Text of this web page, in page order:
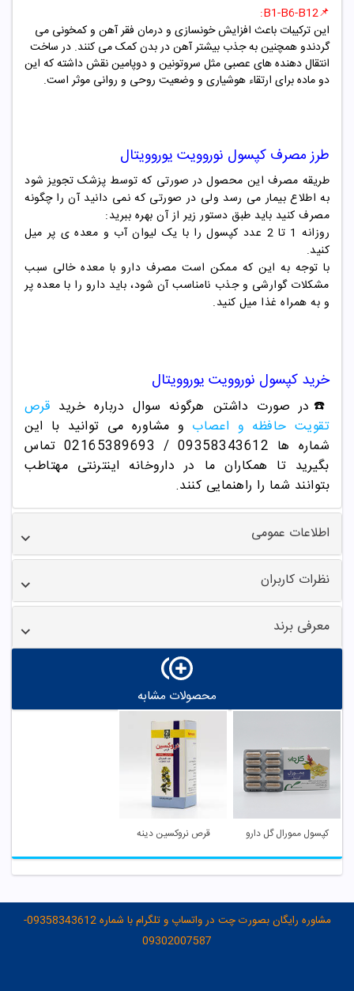
📌B1-B6-B12:
این ترکیبات باعث افزایش خونسازی و درمان فقر آهن و کمخونی می
گردندو همچنین به جذب بیشتر آهن در بدن کمک می کنند. در ساخت
انتقال دهنده های عصبی مثل سروتونین و دوپامین نقش داشته که این
دو ماده برای ارتقاء هوشیاری و وضعیت روحی و روانی موثر است.
طرز مصرف کپسول نوروویت یوروویتال
طریقه مصرف این محصول در صورتی که توسط پزشک تجویز شود
به اطلاع بیمار می رسد ولی در صورتی که نمی دانید آن را چگونه
مصرف کنید باید طبق دستور زیر از آن بهره ببرید:
روزانه 1 تا 2 عدد کپسول را با یک لیوان آب و معده ی پر میل
کنید.
با توجه به این که ممکن است مصرف دارو با معده خالی سبب
مشکلات گوارشی و جذب نامناسب آن شود، باید دارو را با معده پر
و به همراه غذا میل کنید.
خرید کپسول نوروویت یوروویتال
☎️در صورت داشتن هرگونه سوال درباره خرید قرص
تقویت حافظه و اعصاب و مشاوره می توانید با این
شماره ها 09358343612 / 02165389693
تماس
بگیرید تا همکاران ما در داروخانه اینترنتی مهتاطب
بتوانند شما را راهنمایی کنند.
اطلاعات عمومی
نظرات کاربران
معرفی برند
محصولات مشابه
کپسول ممورال گل دارو قرص نروکسین دینه
مشاوره رایگان بصورت چت در واتساپ و تلگرام با شماره 09358343612-
09302007587